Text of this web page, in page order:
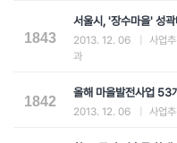
1843
서울시, '장수마을' 성
2013. 12. 06 사업
과
1842
올해 마을발전사업 53
2013. 12. 06 사업